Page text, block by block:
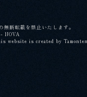
断転載を禁止いたします。
NOVA
website is created by